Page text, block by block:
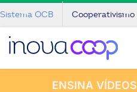
Sistema OCB Cooperativismo
ENSINA VÍDEOS